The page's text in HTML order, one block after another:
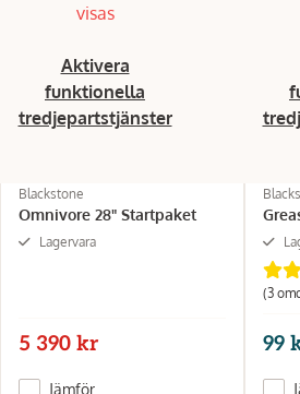
visas
Aktivera
funktionella
tredjepartstjänster
Blackstone
Omnivore 28" Startpaket
Lagervara
5 390 kr
Jämför
(3
99